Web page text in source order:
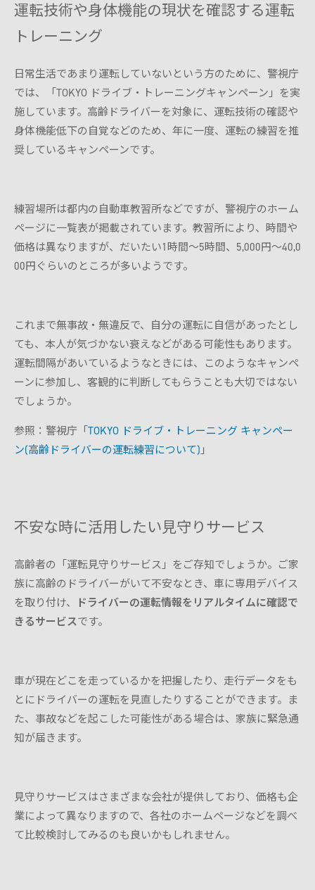
運転技術や身体機能の現状を確認する運転
トレーニング
日常生活であまり運転していないという方のために、警視庁
では、「TOKYO ドライブ・トレーニングキャンペーン」を実
施しています。高齢ドライバーを対象に、運転技術の確認や
身体機能低下の自覚などのため、年に一度、運転の練習を推
奨しているキャンペーンです。
練習場所は都内の自動車教習所などですが、警視庁のホーム
ページに一覧表が掲載されています。教習所により、時間や
価格は異なりますが、だいたい1時間〜5時間、5,000円〜40,0
00円ぐらいのところが多いようです。
これまで無事故・無違反で、自分の運転に自信があったとし
ても、本人が気づかない衰えなどがある可能性もあります。
運転間隔があいているようなときには、このようなキャンペ
ーンに参加し、客観的に判断してもらうことも大切ではない
でしょうか。
参照：警視庁「 TOKYO ドライブ・トレーニング キャンペー
ン(高齢ドライバーの運転練習について)」
不安な時に活用したい見守りサービス
高齢者の「運転見守りサービス」をご存知でしょうか。ご家
族に高齢のドライバーがいて不安なとき、車に専用デバイス
を取り付け、
ドライバーの運転情報をリアルタイムに確認で
きるサービスです。
車が現在どこを走っているかを把握したり、走行データをも
とにドライバーの運転を見直したりすることができます。ま
た、事故などを起こした可能性がある場合は、家族に緊急通
知が届きます。
見守りサービスはさまざまな会社が提供しており、価格も企
業によって異なりますので、各社のホームページなどを調べ
て比較検討してみるのも良いかもしれません。